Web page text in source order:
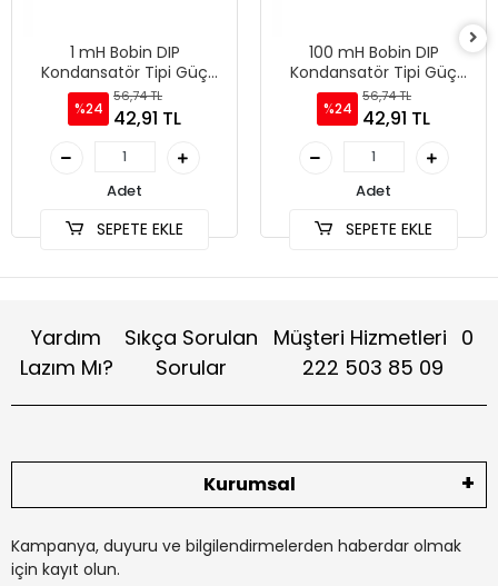
1 mH Bobin DIP
Kondansatör Tipi Güç
Bobini
%24
56,74 TL
42,91 TL
Adet
SEPETE EKLE
100 mH Bobin DIP
Kondansatör Tipi Güç
Bobini
%24
56,74 TL
42,91 TL
Adet
SEPETE EKLE
Yardım
Lazım Mı?
Sıkça Sorulan
Sorular
Müşteri Hizmetleri 0
222 503 85 09
Kurumsal
Kampanya, duyuru ve bilgilendirmelerden haberdar olmak
için kayıt olun.